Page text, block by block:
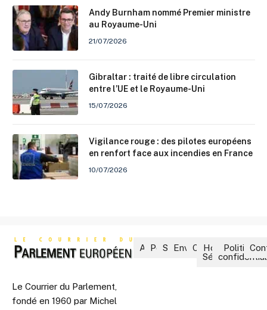
Andy Burnham nommé Premier ministre
au Royaume-Uni
21/07/2026
Gibraltar : traité de libre circulation
entre l’UE et le Royaume-Uni
15/07/2026
Vigilance rouge : des pilotes européens
en renfort face aux incendies en France
10/07/2026
Le Courrier du Parlement,
fondé en 1960 par Michel
Accueil
Politique
Société
Environnement
CultureHors-
Séries
Politique